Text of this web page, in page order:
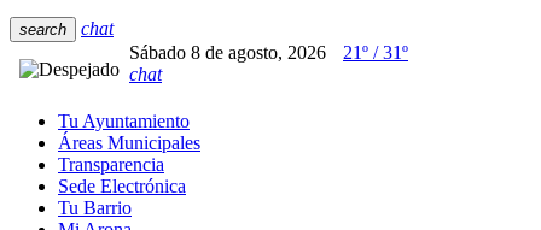
search
chat
Sábado 8 de agosto, 2026
21º / 31º
chat
Tu Ayuntamiento
Áreas Municipales
Transparencia
Sede Electrónica
Tu Barrio